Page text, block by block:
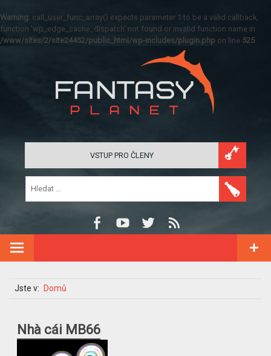
Warning: call_user_func_array() expects parameter 1 to be a valid callback,
function 'wp_edge_cache_dispatch' not found or invalid function name in
/www/sites/2/site24452/public_html/wp-includes/plugin.php on line 525
VSTUP PRO ČLENY
Jste v: Domů
Nhà cái MB66